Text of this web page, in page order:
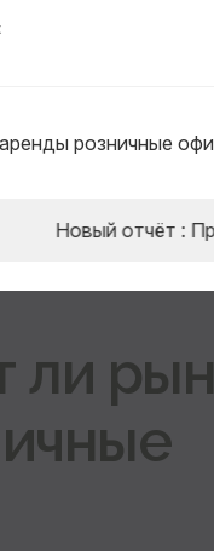
розничные
отчёт : Прогноз
ли